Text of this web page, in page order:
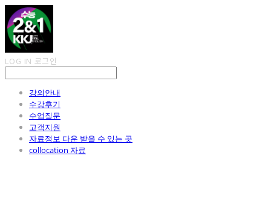
LOG IN 로그인
강의안내
수강후기
수업질문
고객지원
자료정보 다운 받을 수 있는 곳
collocation 자료